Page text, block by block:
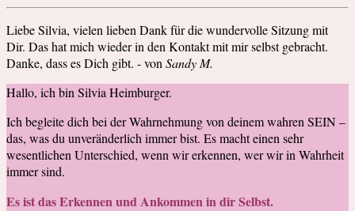
Liebe Silvia, vielen lieben Dank für die wundervolle Sitzung mit
Dir. Das hat mich wieder in den Kontakt mit mir selbst gebracht.
Danke, dass es Dich gibt. - von Sandy M.
Hallo, ich bin Silvia Heimburger.
Ich begleite dich bei der Wahrnehmung von deinem wahren SEIN –
das, was du unveränderlich immer bist. Es macht einen sehr
wesentlichen Unterschied, wenn wir erkennen, wer wir in Wahrheit
immer sind.
Es ist das Erkennen und Ankommen in dir Selbst.